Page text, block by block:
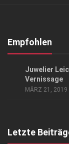
Kontakt,
AGB
Empfohlen
Juwelier
Vernissage
MÄRZ 21, 2019
Letzte